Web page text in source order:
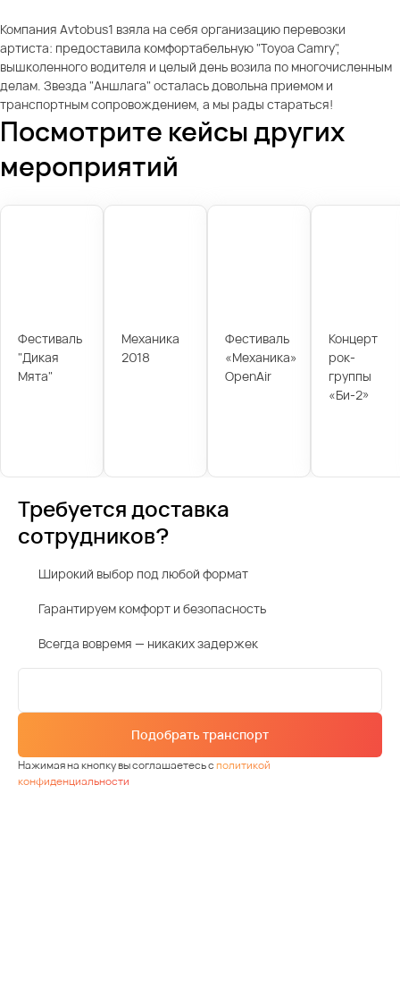
Компания Avtobus1 взяла на себя организацию перевозки
артиста: предоставила комфортабельную "Toyoa Camry",
вышколенного водителя и целый день возила по многочисленным
делам. Звезда "Аншлага" осталась довольна приемом и
транспортным сопровождением, а мы рады стараться!
Посмотрите кейсы других
мероприятий
Фестиваль
"Дикая
Мята"
Механика
2018
Фестиваль
«Механика»
OpenAir
Концерт
рок-
группы
«Би-2»
Требуется доставка
сотрудников?
Широкий выбор под любой формат
Гарантируем комфорт и безопасность
Всегда вовремя — никаких задержек
Подобрать транспорт
Нажимая на кнопку вы соглашаетесь сполитикой
конфиденциальности